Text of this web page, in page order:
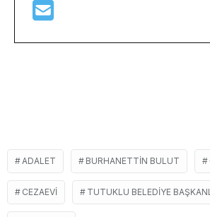
ADALET BURHANETTIN BULUT
CEZAEVI TUTUKLU BELEDIYE